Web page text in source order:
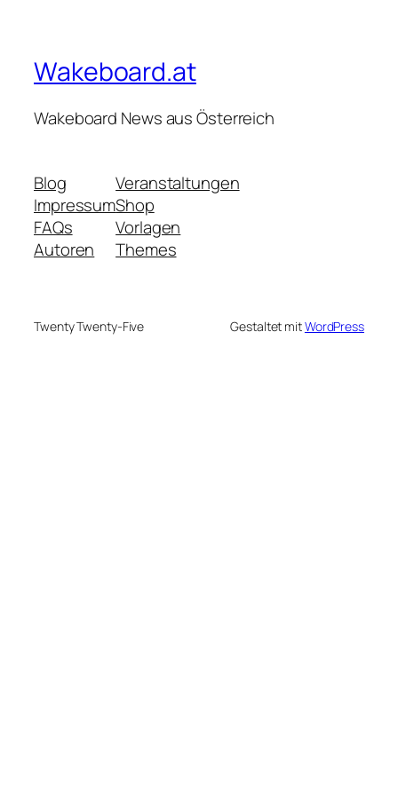
Wakeboard.at
Wakeboard News aus Österreich
Blog
Impressum
FAQs
Autoren
Veranstaltungen
Shop
Vorlagen
Themes
Twenty Twenty-Five Gestaltet mitWordPress